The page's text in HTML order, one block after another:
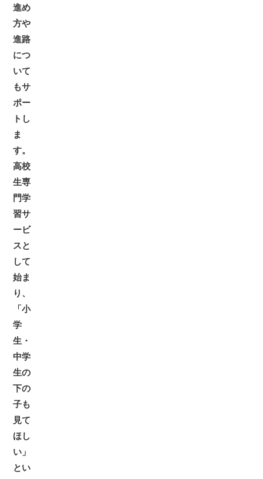
進め
方や
進路
につ
いて
もサ
ポー
トし
ま
す。
高校
生専
門学
習サ
ービ
スと
して
始ま
り、
「小
学
生・
中学
生の
下の
子も
見て
ほし
い」
とい